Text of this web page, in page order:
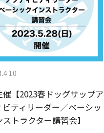
催【2023春ドッグサップア
ビティリーダー／ベーシッ
トラクター講習会】